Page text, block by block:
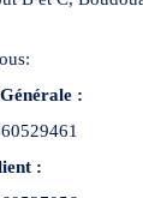
:
: